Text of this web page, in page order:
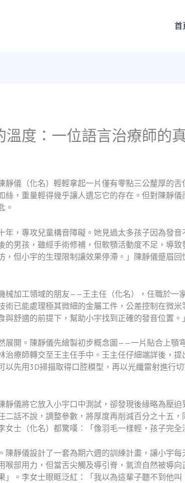
首
溫度：一位語言治療師的
靜儀（化名）輕輕拿起一片僅有零點三公釐厚的
絲，重量輕得幾乎讓人遺忘它的存在。但對陳靜
。
年，專攻兒童構音障礙。她見過太多孩子因為發
的男孩，雖經手術修補，但軟顎活動度不足，導
，但小宇的生理限制讓效果停滯。」陳靜儀蹙眉
械加工領域的朋友——王主任（化名），任職於一
術已能處理極其微細的金屬工件，公差控制在微
與舒適的前提下，幫助小宇找到正確的發音位置。
展開。陳靜儀先繪製初步概念圖——一片貼合上顎
治療師轉交至王主任手中。王主任仔細端詳後，
以先用3D掃描取得口腔模型，再以光纖雷射進行
靜儀將它放入小宇口中測試，卻發現後緣略為壓
二話不說，調整參數，將厚度再削減百分之十五
士（化名）都驚嘆：「像羽毛一樣輕，孩子完全
陳靜儀設計了一套為期六週的訓練計畫，讓小宇
喉部用力，但當舌尖觸及導引脊，氣流自然被導
」。李女士眼眶泛紅：「我以為這輩子聽不到他叫